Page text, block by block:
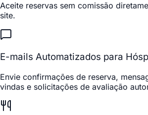
Aceite reservas sem comissão
site.
E-mails Automatizados para
Envie confirmações de reserva,
vindas e solicitações de avaliação